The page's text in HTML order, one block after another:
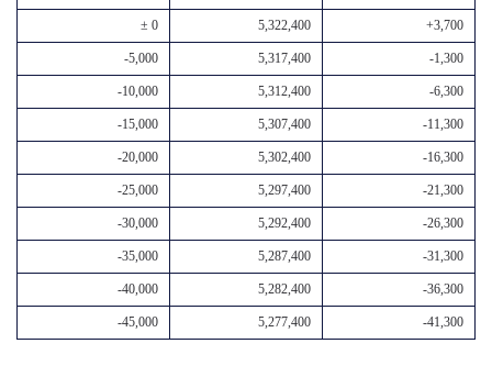
± 0 5,322,400 +3,700
-5,000 5,317,400 -1,300
-10,000 5,312,400 -6,300
-15,000 5,307,400 -11,300
-20,000 5,302,400 -16,300
-25,000 5,297,400 -21,300
-30,000 5,292,400 -26,300
-35,000 5,287,400 -31,300
-40,000 5,282,400 -36,300
-45,000 5,277,400 -41,300